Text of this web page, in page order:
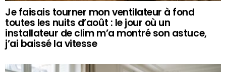
Je faisais tourner mon ventilateur à fond
toutes les nuits d’août : le jour où un
installateur de clim m’a montré son astuce,
j’ai baissé la vitesse